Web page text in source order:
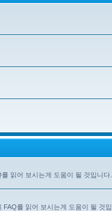
읽어 보시는게 도움이 될 것입니다.
를 읽어 보시는게 도움이 될 것입